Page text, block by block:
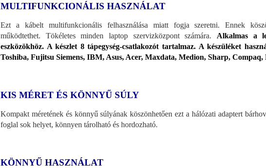
MULTIFUNKCIONÁLIS HASZNÁLAT
Ezt a kábelt multifunkcionális felhasználása miatt fogja szeretni. Ennek
működtethet. Tökéletes minden laptop szervizközpont számára. Alkalmas a
eszközökhöz. A készlet 8 tápegység-csatlakozót tartalmaz. A készüléket
Toshiba, Fujitsu Siemens, IBM, Asus, Acer, Maxdata, Medion, Sharp, Compaq,
KIS MÉRET ÉS KÖNNYŰ SÚLY
Kompakt méretének és könnyű súlyának köszönhetően ezt a hálózati adaptert
foglal sok helyet, könnyen tárolható és hordozható.
KÖNNYŰ HASZNÁLAT